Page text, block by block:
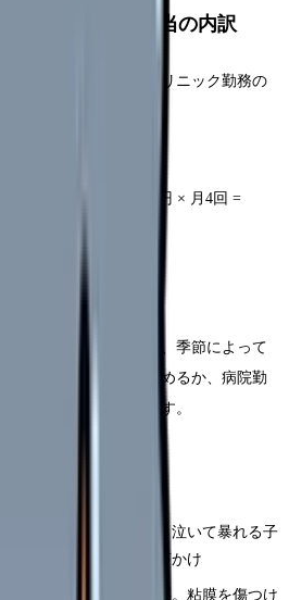
給料｜平均と手当の内訳
が相場です。クリニック勤務の
、1回10,000〜12,000円 × 月4回 =
円
月分
残業手当が増えるため、季節によって
ニック勤務で安定を求めるか、病院勤
うかの選択になります。
スキル・資格
児の患者が非常に多い。泣いて暴れる子
処置を進める技術と声かけ
引は繊細な操作が必要。粘膜を傷つけ